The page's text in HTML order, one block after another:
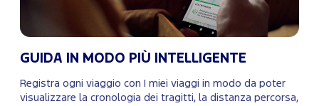
GUIDA IN MODO PIÙ INTELLIGENTE
Registra ogni viaggio con I miei viaggi in modo da poter
visualizzare la cronologia dei tragitti, la distanza percorsa,